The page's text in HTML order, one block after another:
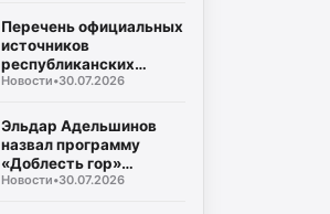
Перечень официальных
источников
республиканских
средств массовой
Новости•30.07.2026
Эльдар Адельшинов
назвал программу
«Доблесть гор»
важным ресурсом для
Новости•30.07.2026